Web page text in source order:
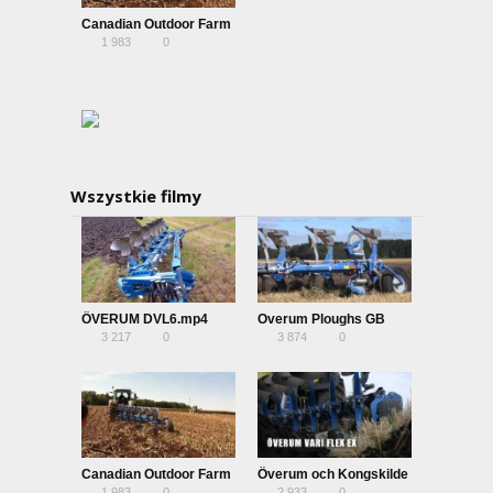
Canadian Outdoor Farm
Show-Kongskilde
1 983 0
Wszystkie filmy
ÖVERUM DVL6.mp4
3 217 0
Overum Ploughs GB
streaming
3 874 0
Canadian Outdoor Farm
Överum och Kongskilde